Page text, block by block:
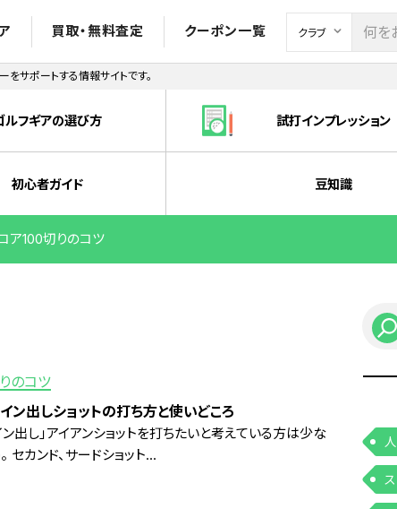
買取・無料査定 クーポン一覧
サポートする情報サイトです。
ルフギアの選び方 試打インプレッション
初心者ガイド 豆知識
ア100切りのコツ
のコツ
ン出しショットの打ち方と使いどころ
ン出し」アイアンショットを打ちたいと考えている方は少な
セカンド、サードショット...